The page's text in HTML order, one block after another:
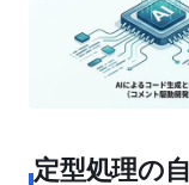
定型処理の